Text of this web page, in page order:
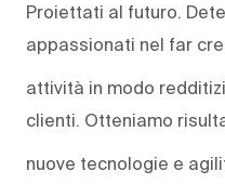
Proiettati al futuro.
appassionati nel far
attività in modo
clienti. Otteniamo
nuove tecnologie e